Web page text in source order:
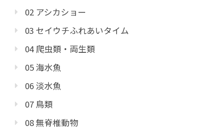
02 アシカショー
03 セイウチふれあいタイム
04 爬虫類・両生類
05 海水魚
06 淡水魚
07 鳥類
08 無脊椎動物